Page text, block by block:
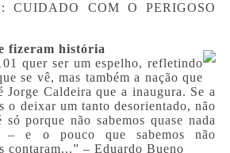
CUIDADO COM O PERIGOSO
fizeram história
quer ser um espelho, refletindo
se vê, mas também a nação que
Jorge Caldeira que a inaugura. Se a
o deixar um tanto desorientado, não
porque não sabemos quase nada
– e o pouco que sabemos não
contaram...” – Eduardo Bueno